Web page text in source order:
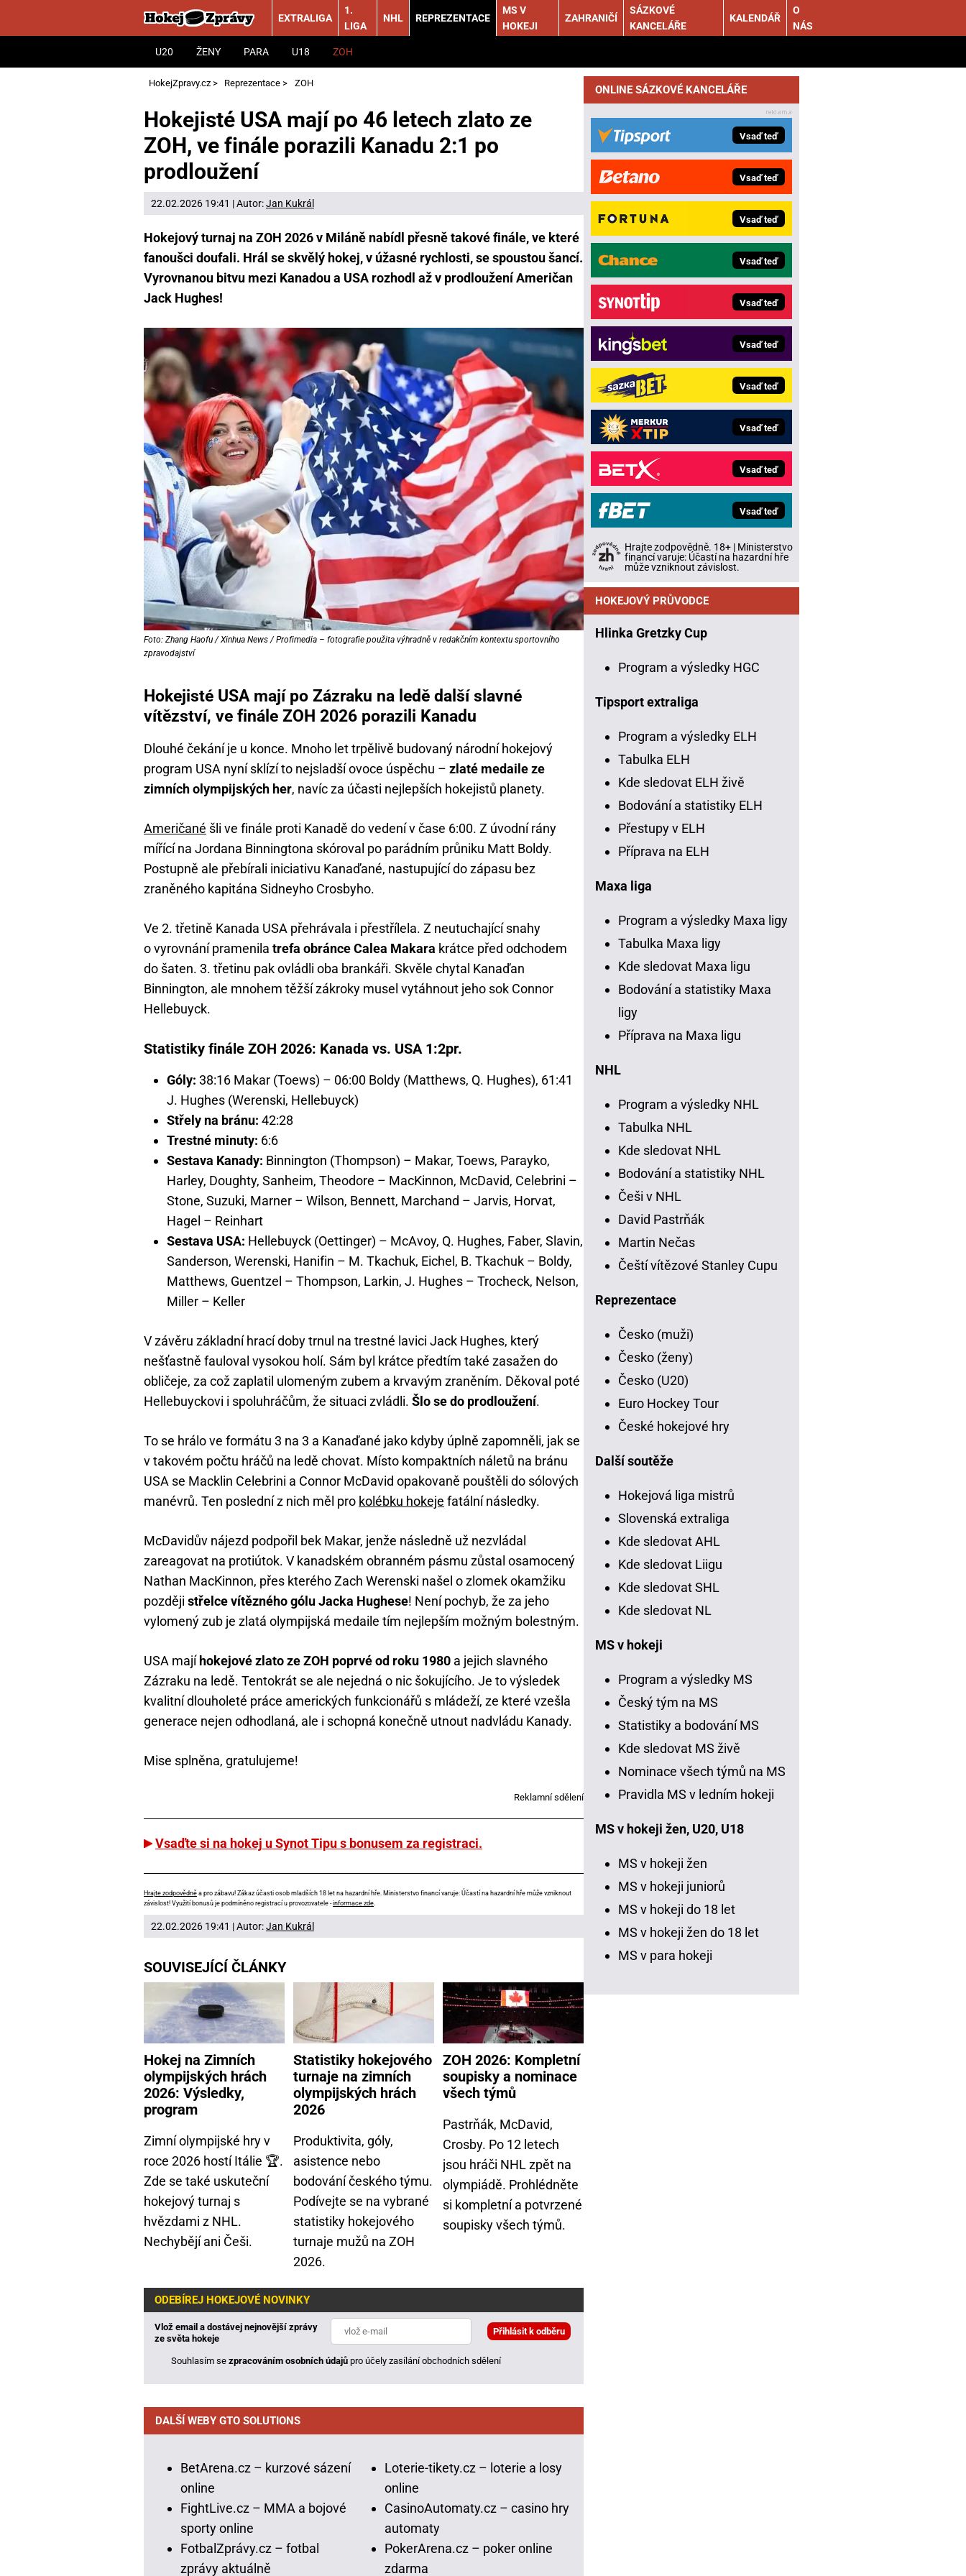
EXTRALIGA
1.
LIGA
NHL REPREZENTACE
U20 ŽENY PARA U18 ZOH
MS V
HOKEJI
ZAHRANIČÍ
SÁZKOVÉ
KANCELÁŘE
KALENDÁŘ
O
NÁS
HokejZpravy.cz > Reprezentace > ZOH
Hokejisté USA mají po 46 letech zlato ze
ZOH, ve finále porazili Kanadu 2:1 po
prodloužení
22.02.2026 19:41 | Autor:Jan Kukrál
Hokejový turnaj na ZOH 2026 v Miláně nabídl přesně takové finále, ve které
fanoušci doufali. Hrál se skvělý hokej, v úžasné rychlosti, se spoustou šancí.
Vyrovnanou bitvu mezi Kanadou a USA rozhodl až v prodloužení Američan
Jack Hughes!
Foto: Zhang Haofu / Xinhua News / Profimedia – fotografie použita výhradně v redakčním kontextu sportovního
zpravodajství
Hokejisté USA mají po Zázraku na ledě další slavné
vítězství, ve finále ZOH 2026 porazili Kanadu
Dlouhé čekání je u konce. Mnoho let trpělivě budovaný národní hokejový
program USA nyní sklízí to nejsladší ovoce úspěchu – zlaté medaile ze
zimních olympijských her, navíc za účasti nejlepších hokejistů planety.
Američané šli ve finále proti Kanadě do vedení v čase 6:00. Z úvodní rány
mířící na Jordana Binningtona skóroval po parádním průniku Matt Boldy.
Postupně ale přebírali iniciativu Kanaďané, nastupující do zápasu bez
zraněného kapitána Sidneyho Crosbyho.
Ve 2. třetině Kanada USA přehrávala i přestřílela. Z neutuchající snahy
o vyrovnání pramenila trefa obránce Calea Makara krátce před odchodem
do šaten. 3. třetinu pak ovládli oba brankáři. Skvěle chytal Kanaďan
Binnington, ale mnohem těžší zákroky musel vytáhnout jeho sok Connor
Hellebuyck.
Statistiky finále ZOH 2026: Kanada vs. USA 1:2pr.
Góly: 38:16 Makar (Toews) – 06:00 Boldy (Matthews, Q. Hughes), 61:41
J. Hughes (Werenski, Hellebuyck)
Střely na bránu: 42:28
Trestné minuty: 6:6
Sestava Kanady: Binnington (Thompson) – Makar, Toews, Parayko,
Harley, Doughty, Sanheim, Theodore – MacKinnon, McDavid, Celebrini –
Stone, Suzuki, Marner – Wilson, Bennett, Marchand – Jarvis, Horvat,
Hagel – Reinhart
Sestava USA: Hellebuyck (Oettinger) – McAvoy, Q. Hughes, Faber, Slavin,
Sanderson, Werenski, Hanifin – M. Tkachuk, Eichel, B. Tkachuk – Boldy,
Matthews, Guentzel – Thompson, Larkin, J. Hughes – Trocheck, Nelson,
Miller – Keller
V závěru základní hrací doby trnul na trestné lavici Jack Hughes, který
nešťastně fauloval vysokou holí. Sám byl krátce předtím také zasažen do
obličeje, za což zaplatil ulomeným zubem a krvavým zraněním. Děkoval poté
Hellebuyckovi i spoluhráčům, že situaci zvládli. Šlo se do prodloužení.
To se hrálo ve formátu 3 na 3 a Kanaďané jako kdyby úplně zapomněli, jak se
v takovém počtu hráčů na ledě chovat. Místo kompaktních náletů na bránu
USA se Macklin Celebrini a Connor McDavid opakovaně pouštěli do sólových
manévrů. Ten poslední z nich měl pro kolébku hokeje fatální následky.
McDavidův nájezd podpořil bek Makar, jenže následně už nezvládal
zareagovat na protiútok. V kanadském obranném pásmu zůstal osamocený
Nathan MacKinnon, přes kterého Zach Werenski našel o zlomek okamžiku
později střelce vítězného gólu Jacka Hughese! Není pochyb, že za jeho
vylomený zub je zlatá olympijská medaile tím nejlepším možným bolestným.
USA majíhokejové zlato ze ZOH poprvé od roku 1980 a jejich slavného
Zázraku na ledě. Tentokrát se ale nejedná o nic šokujícího. Je to výsledek
kvalitní dlouholeté práce amerických funkcionářů s mládeží, ze které vzešla
generace nejen odhodlaná, ale i schopná konečně utnout nadvládu Kanady.
Mise splněna, gratulujeme!
Reklamní sdělení
Vsaďte si na hokej u Synot Tipu s bonusem za registraci.
Hrajte zodpovědně a pro zábavu! Zákaz účasti osob mladších 18 let na hazardní hře. Ministerstvo financí varuje: Účastí na hazardní hře může vzniknout
závislost! Využití bonusů je podmíněno registrací u provozovatele -informace zde.
22.02.2026 19:41 | Autor:Jan Kukrál
SOUVISEJÍCÍ ČLÁNKY
Hokej na Zimních
olympijských hrách
2026: Výsledky,
program
Zimní olympijské hry v
roce 2026 hostí Itálie 🏆.
Zde se také uskuteční
hokejový turnaj s
hvězdami z NHL.
Nechybějí ani Češi.
Statistiky hokejového
turnaje na zimních
olympijských hrách
2026
Produktivita, góly,
asistence nebo
bodování českého týmu.
Podívejte se na vybrané
statistiky hokejového
turnaje mužů na ZOH
2026.
ZOH 2026: Kompletní
soupisky a nominace
všech týmů
Pastrňák, McDavid,
Crosby. Po 12 letech
jsou hráči NHL zpět na
olympiádě. Prohlédněte
si kompletní a potvrzené
soupisky všech týmů.
ODEBÍREJ HOKEJOVÉ NOVINKY
Vlož email a dostávej nejnovější zprávy
ze světa hokeje
Souhlasím se zpracováním osobních údajů pro účely zasílání obchodních sdělení
DALŠÍ WEBY GTO SOLUTIONS
BetArena.cz – kurzové sázení
online
FightLive.cz – MMA a bojové
sporty online
FotbalZprávy.cz – fotbal
zprávy aktuálně
Loterie-tikety.cz – loterie a losy
online
CasinoAutomaty.cz – casino hry
automaty
PokerArena.cz – poker online
zdarma
ONLINE SÁZKOVÉ KANCELÁŘE
Vsaď teď
Vsaď teď
Vsaď teď
Vsaď teď
Vsaď teď
Vsaď teď
Vsaď teď
Vsaď teď
Vsaď teď
Vsaď teď
Hrajte zodpovědně. 18+ | Ministerstvo
financí varuje: Účastí na hazardní hře
může vzniknout závislost.
HOKEJOVÝ PRŮVODCE
Hlinka Gretzky Cup
Program a výsledky HGC
Tipsport extraliga
Program a výsledky ELH
Tabulka ELH
Kde sledovat ELH živě
Bodování a statistiky ELH
Přestupy v ELH
Příprava na ELH
Maxa liga
Program a výsledky Maxa ligy
Tabulka Maxa ligy
Kde sledovat Maxa ligu
Bodování a statistiky Maxa
ligy
Příprava na Maxa ligu
NHL
Program a výsledky NHL
Tabulka NHL
Kde sledovat NHL
Bodování a statistiky NHL
Češi v NHL
David Pastrňák
Martin Nečas
Čeští vítězové Stanley Cupu
Reprezentace
Česko (muži)
Česko (ženy)
Česko (U20)
Euro Hockey Tour
České hokejové hry
Další soutěže
Hokejová liga mistrů
Slovenská extraliga
Kde sledovat AHL
Kde sledovat Liigu
Kde sledovat SHL
Kde sledovat NL
MS v hokeji
Program a výsledky MS
Český tým na MS
Statistiky a bodování MS
Kde sledovat MS živě
Nominace všech týmů na MS
Pravidla MS v ledním hokeji
MS v hokeji žen, U20, U18
MS v hokeji žen
MS v hokeji juniorů
MS v hokeji do 18 let
MS v hokeji žen do 18 let
MS v para hokeji